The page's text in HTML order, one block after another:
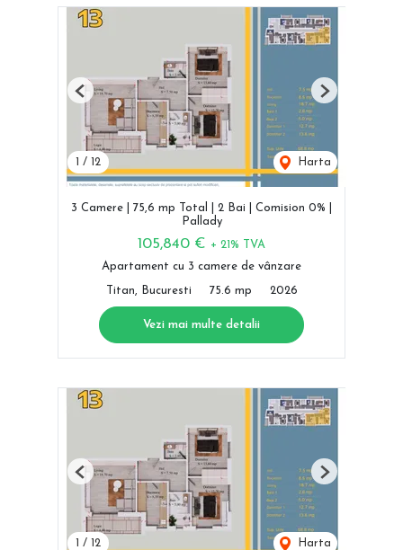
/ 12 Harta
Previous Next
3 Camere | 75,6 mp Total | 2 Bai | Comision 0% |
Pallady
105,840 € + 21% TVA
Apartament cu 3 camere de vânzare
Titan, Bucuresti 75.6 mp 2026
Vezi mai multe detalii
1 / 12 Harta
Previous Next